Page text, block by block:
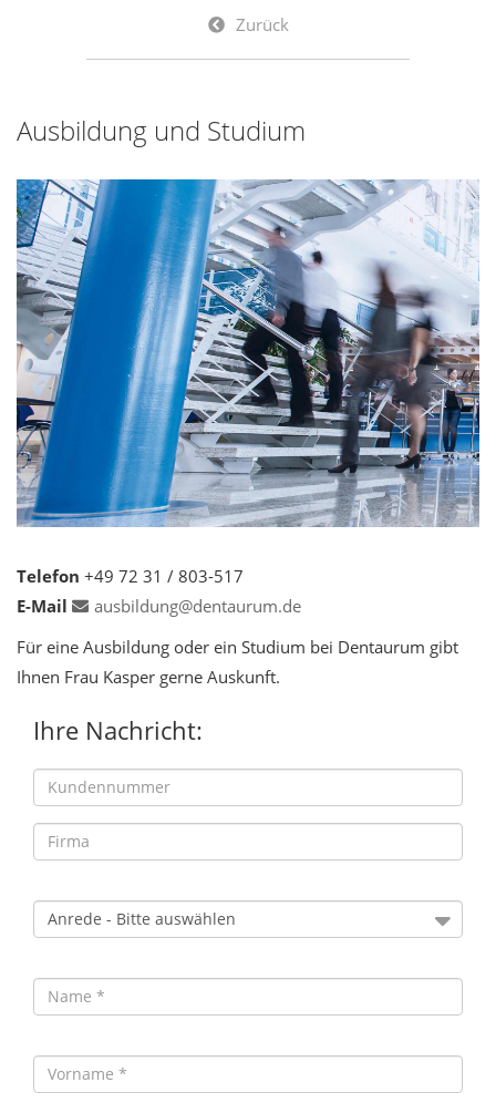
Zurück
Ausbildung und Studium
Telefon +49 72 31 / 803-517
E-Mail
ausbildung@dentaurum.de
Für eine Ausbildung oder ein Studium bei Dentaurum gibt
Ihnen Frau Kasper gerne Auskunft.
Ihre Nachricht: